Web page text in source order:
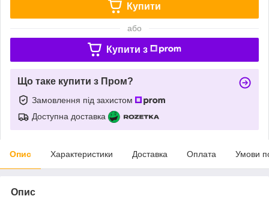
Купити
або
Купити з
Що таке купити з Пром?
Замовлення під захистом
Доступна доставка
Опис Характеристики Доставка Оплата Умови
Опис